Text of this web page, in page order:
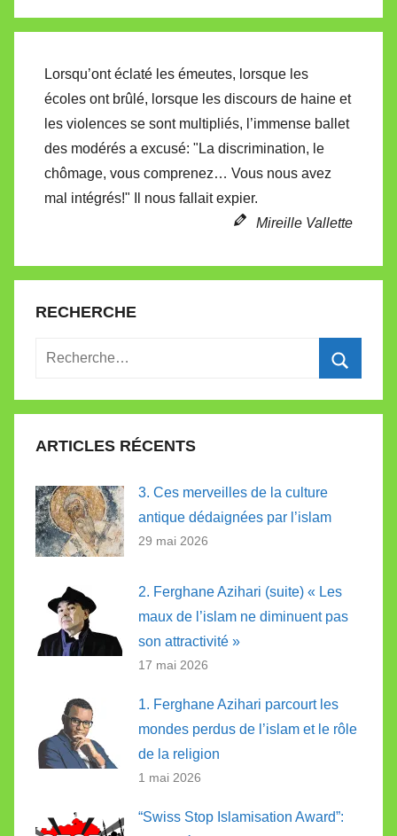
e
t
e
Lorsqu’ont éclaté les émeutes, lorsque les
écoles ont brûlé, lorsque les discours de haine et
les violences se sont multipliés, l’immense ballet
des modérés a excusé: "La discrimination, le
chômage, vous comprenez… Vous nous avez
mal intégrés!" Il nous fallait expier.
Mireille Vallette
RECHERCHE
Recherche
:
ARTICLES RÉCENTS
3. Ces merveilles de la culture
antique dédaignées par l’islam
29 mai 2026
2. Ferghane Azihari (suite) « Les
maux de l’islam ne diminuent pas
son attractivité »
17 mai 2026
1. Ferghane Azihari parcourt les
mondes perdus de l’islam et le rôle
de la religion
1 mai 2026
“Swiss Stop Islamisation Award”: